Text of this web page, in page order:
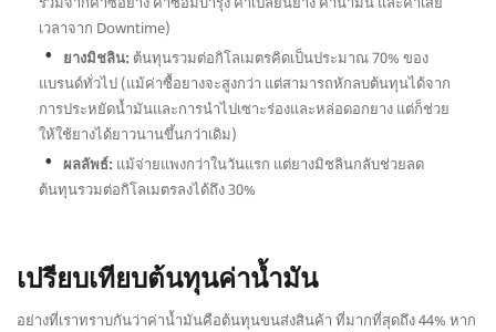
เวลาจาก Downtime)
ยางมิชลิน: ต้นทุนรวมต่อกิโลเมตรคิดเป็นประมาณ 70% ของ
แบรนด์ทั่วไป (แม้ค่าซื้อยางจะสูงกว่า แต่สามารถหักลบต้นทุนได้จาก
การประหยัดน้ำมันและการนำไปเซาะร่องและหล่อดอกยาง แต่ก็ช่วย
ให้ใช้ยางได้ยาวนานขึ้นกว่าเดิม)
ผลลัพธ์: แม้จ่ายแพงกว่าในวันแรก แต่ยางมิชลินกลับช่วยลด
ต้นทุนรวมต่อกิโลเมตรลงได้ถึง 30%
เปรียบเทียบต้นทุนค่าน้ำมัน
อย่างที่เราทราบกันว่าค่าน้ำมันคือต้นทุนขนส่งสินค้า ที่มากที่สุดถึง 44% หาก